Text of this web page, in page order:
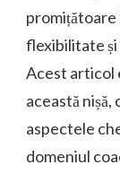
promițătoare
flexibilitate
Acest articol
această
aspectele
domeniul